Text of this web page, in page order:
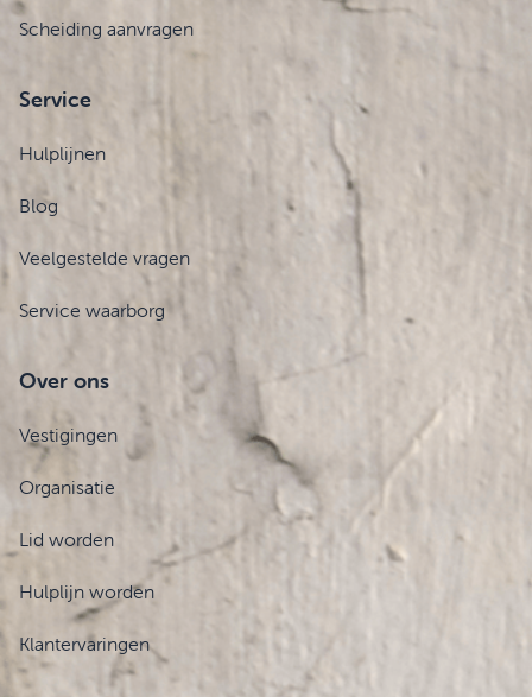
Scheiding aanvragen
Service
Hulplijnen
Blog
Veelgestelde vragen
Service waarborg
Over ons
Vestigingen
Organisatie
Lid worden
Hulplijn worden
Klantervaringen